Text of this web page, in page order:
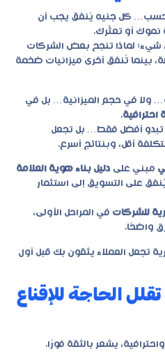
يُحسب… كل جنيه يُنفق يجب أن
نموك أو تعثّرك.
شيء: لماذا تنجح بعض الشركات
بينما تُنفق أخرى ميزانيات ضخمة
ولا في حجم الميزانية… بل في
.
تبدو أفضل فقط… بل تجعل
أقل، وبنتائج أسرع.
مبني على دليل بناء هوية العلامة
على التسويق إلى استثمار
للشركات في المراحل الأولى،
واضحًا.
تجعل العملاء يثقون بك قبل أول
تقلل الحاجة للإقناع
يشعر بالثقة فورًا.